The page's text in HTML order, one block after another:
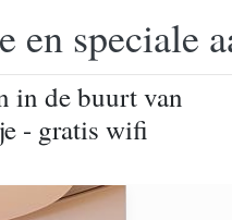
speciale
in de buurt van
- gratis wifi